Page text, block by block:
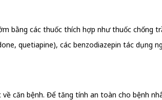
bằng các thuốc thích hợp như thuốc chống
quetiapine), các benzodiazepin tác dụng
căn bệnh. Để tăng tính an toàn cho bệnh